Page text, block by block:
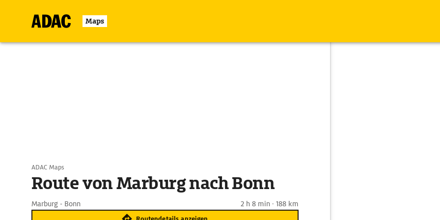
Maps
ADAC Maps
Route von Marburg nach Bonn
Marburg - Bonn 2 h 8 min · 188 km